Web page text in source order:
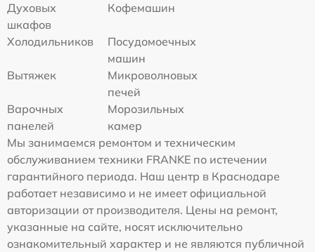
Духовых
шкафов
Кофемашин
Холодильников
Посудомоечных
машин
Вытяжек
Микроволновых
печей
Варочных
панелей
Морозильных
камер
Мы занимаемся ремонтом и техническим
обслуживанием техники FRANKE по истечении
гарантийного периода. Наш центр в Краснодаре
работает независимо и не имеет официальной
авторизации от производителя. Цены на ремонт,
указанные на сайте, носят исключительно
ознакомительный характер и не являются публичной